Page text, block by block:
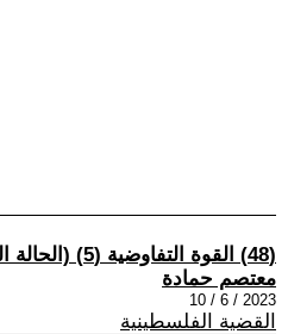
(48) القوة التفاوضية (5) (الحالة الفلسطينية نموذجاً)
معتصم حمادة
2023 / 6 / 10
القضية الفلسطينية